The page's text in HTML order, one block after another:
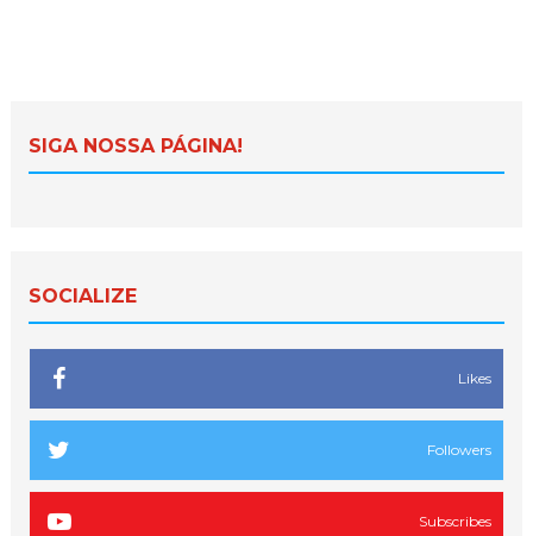
SIGA NOSSA PÁGINA!
SOCIALIZE
Likes
Followers
Subscribes